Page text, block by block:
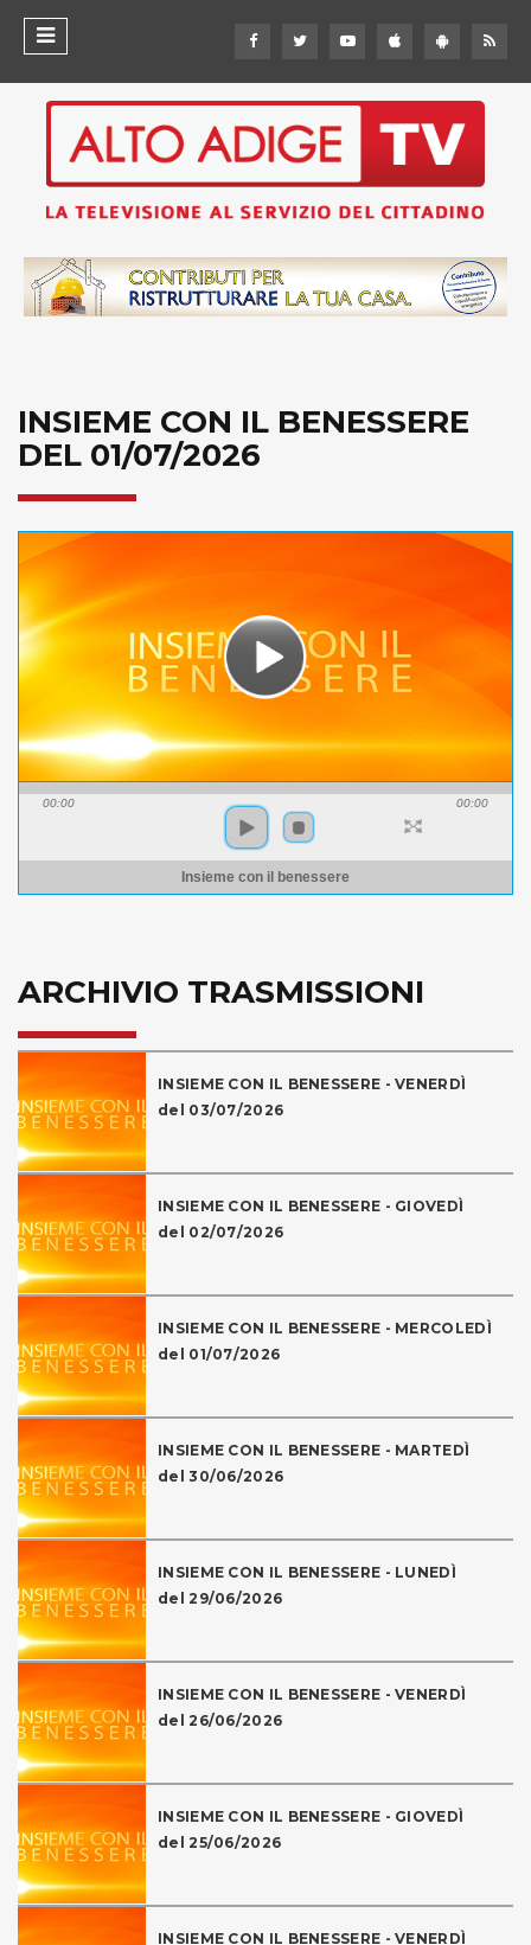
INSIEME CON IL BENESSERE
DEL 01/07/2026
00:00 00:00
Insieme con il benessere
ARCHIVIO TRASMISSIONI
INSIEME CON IL BENESSERE - VENERDÌ
del 03/07/2026
INSIEME CON IL BENESSERE - GIOVEDÌ
del 02/07/2026
INSIEME CON IL BENESSERE - MERCOLEDÌ
del 01/07/2026
INSIEME CON IL BENESSERE - MARTEDÌ
del 30/06/2026
INSIEME CON IL BENESSERE - LUNEDÌ
del 29/06/2026
INSIEME CON IL BENESSERE - VENERDÌ
del 26/06/2026
INSIEME CON IL BENESSERE - GIOVEDÌ
del 25/06/2026
INSIEME CON IL BENESSERE - VENERDÌ